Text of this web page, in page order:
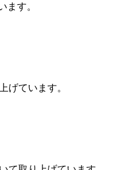
ます。
げています。